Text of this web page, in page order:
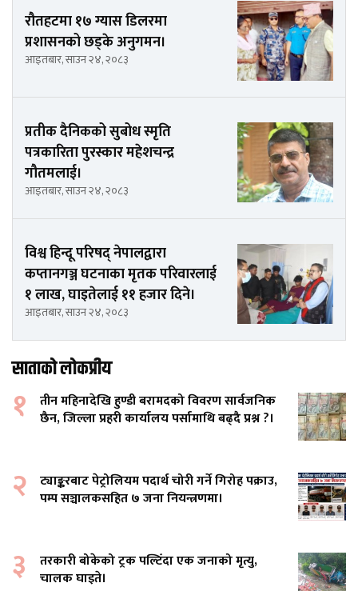
रौतहटमा १७ ग्यास डिलरमा
प्रशासनको छड्के अनुगमन।
आइतबार, साउन २४, २०८३
प्रतीक दैनिकको सुबोध स्मृति
पत्रकारिता पुरस्कार महेशचन्द्र
गौतमलाई।
आइतबार, साउन २४, २०८३
विश्व हिन्दू परिषद् नेपालद्वारा
कप्तानगञ्ज घटनाका मृतक परिवारलाई
१ लाख, घाइतेलाई ११ हजार दिने।
आइतबार, साउन २४, २०८३
साताको लोकप्रीय
१
तीन महिनादेखि हुण्डी बरामदको विवरण सार्वजनिक
छैन, जिल्ला प्रहरी कार्यालय पर्सामाथि बढ्दै प्रश्न ?।
२
ट्याङ्करबाट पेट्रोलियम पदार्थ चोरी गर्ने गिरोह पक्राउ,
पम्प सञ्चालकसहित ७ जना नियन्त्रणमा।
३
तरकारी बोकेको ट्रक पल्टिँदा एक जनाको मृत्यु,
चालक घाइते।